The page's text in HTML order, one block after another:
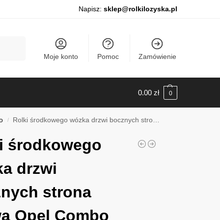
Napisz: sklep@rolkilozyska.pl
Moje konto Pomoc Zamówienie
0.00 zł 0
/ Rolki środkowego wózka drzwi bocznych strona prawa Opel Combo D, 2012-2018, 011025
środkowego
drzwi
strona
Opel Combo